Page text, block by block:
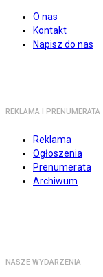
O nas
Kontakt
Napisz do nas
REKLAMA I PRENUMERATA
Reklama
Ogłoszenia
Prenumerata
Archiwum
NASZE WYDARZENIA